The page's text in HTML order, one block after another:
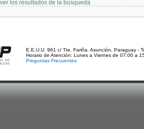
los resultados de la búsqueda
E.E.U.U. 961 c/ Tte. Fariña. Asunción, Paraguay -
Horario de Atención: Lunes a Viernes de 07:00 a
Preguntas Frecuentes